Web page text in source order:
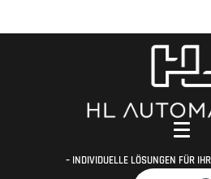
– INDIVIDUELLE LÖSUNGEN FÜR